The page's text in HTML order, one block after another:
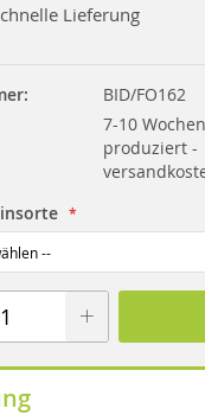
Lieferung
BID/FO162
7-10
produziert -